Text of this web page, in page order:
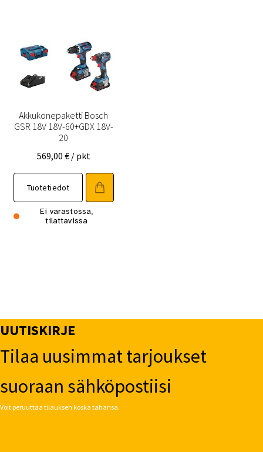
Akkukonepaketti Bosch
GSR 18V 18V-60+GDX 18V-
20
569,00 € / pkt
Tuotetiedot
Ei varastossa,
tilattavissa
UUTISKIRJE
Tilaa uusimmat tarjoukset
suoraan sähköpostiisi
Voit peruuttaa tilauksen koska tahansa.